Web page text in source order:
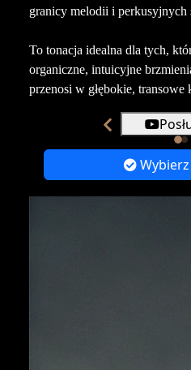
granicy melodii i perkusyjnych
To tonacja idealna dla tych,
organiczne, intuicyjne
przenosi w głębokie,
Wybierz